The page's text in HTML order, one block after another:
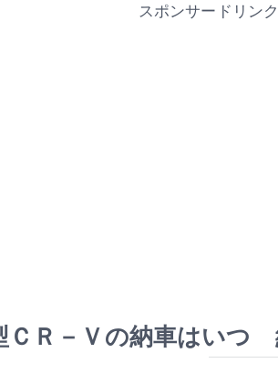
スポンサードリンク
ＣＲ－Ｖの納車はいつ